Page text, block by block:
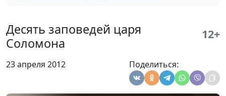
Десять заповедей царя
Соломона
12+
23 апреля 2012 Поделиться:
священнослужитель
Иисуса Христа
Александр Синицын,
священнослужитель